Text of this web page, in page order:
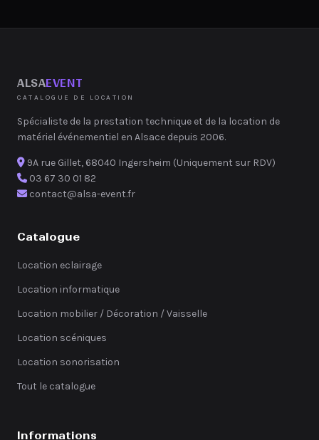
ALSAEVENT
CATALOGUE DE LOCATION
Spécialiste de la prestation technique et de la location de
matériel événementiel en Alsace depuis 2006.
9A rue Gillet, 68040 Ingersheim (Uniquement sur RDV)
03 67 30 01 82
contact@alsa-event.fr
Catalogue
Location eclairage
Location informatique
Location mobilier / Décoration / Vaisselle
Location scéniques
Location sonorisation
Tout le catalogue
Informations